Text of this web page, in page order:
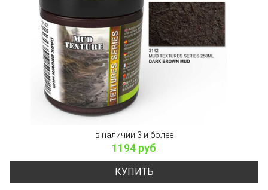
в наличии 3 и более
1194 руб
КУПИТЬ